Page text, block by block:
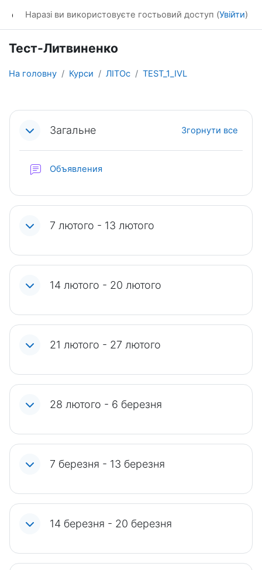
Наразі ви використовуєте гостьовий доступ (Увійти)
Тест-Литвиненко
На головну Курси ЛІТОс TEST_1_IVL
Схема розділу
Загальне Згорнути все
Объявления
7 лютого - 13 лютого
14 лютого - 20 лютого
21 лютого - 27 лютого
28 лютого - 6 березня
7 березня - 13 березня
14 березня - 20 березня